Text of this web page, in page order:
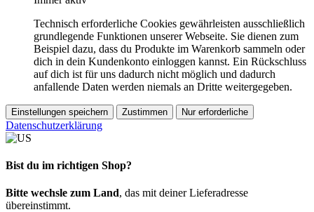
Technisch erforderliche Cookies gewährleisten ausschließlich
grundlegende Funktionen unserer Webseite. Sie dienen zum
Beispiel dazu, dass du Produkte im Warenkorb sammeln oder
dich in dein Kundenkonto einloggen kannst. Ein Rückschluss
auf dich ist für uns dadurch nicht möglich und dadurch
anfallende Daten werden niemals an Dritte weitergegeben.
Einstellungen speichern Zustimmen Nur erforderliche
Datenschutzerklärung
Bist du im richtigen Shop?
Bitte wechsle zum Land, das mit deiner Lieferadresse
übereinstimmt.